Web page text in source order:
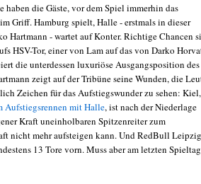
die Gäste, vor dem Spiel immerhin das
Griff. Hamburg spielt, Halle - erstmals in dieser
Hartmann - wartet auf Konter. Richtige Chancen
HSV-Tor, einer von Lam auf das von Darko
die unterdessen luxuriöse Ausgangsposition des
zeigt auf der Tribüne seine Wunden, die
Zeichen für das Aufstiegswunder zu sehen:
Aufstiegsrennen mit Halle, ist nach der Niederlage
Kraft uneinholbaren Spitzenreiter zum
nicht mehr aufsteigen kann. Und RedBull Leipzig
13 Tore vorn. Muss aber am letzten Spieltag